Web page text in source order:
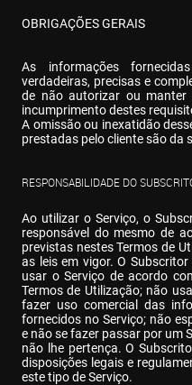
OBRIGAÇÕES GERAIS
As informações
verdadeiras, precisas e
de não autorizar ou manter
incumprimento destes
A omissão ou inexatidão
prestadas pelo cliente são da
RESPONSABILIDADE DO
Ao utilizar o Serviço, o
responsável do mesmo de
previstas nestes Termos de
as leis em vigor. O
usar o Serviço de acordo
Termos de Utilização; não
fazer uso comercial das
fornecidos no Serviço; não
e não se fazer passar por um
não lhe pertença. O
disposições legais e
este tipo de Serviço.